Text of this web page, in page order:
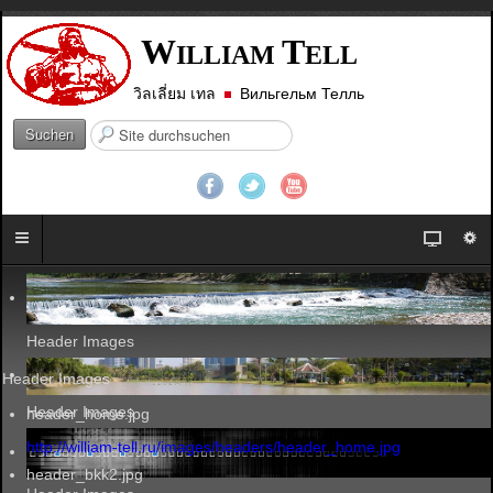
WILLIAM TELL
วิลเลี่ยม เทล Вильгельм Телль
Suchen
S
e
.
.
.
Header Images
Header Images
Header Images
header_home.jpg
http://william-tell.ru/images/headers/header_home.jpg
header_bkk2.jpg